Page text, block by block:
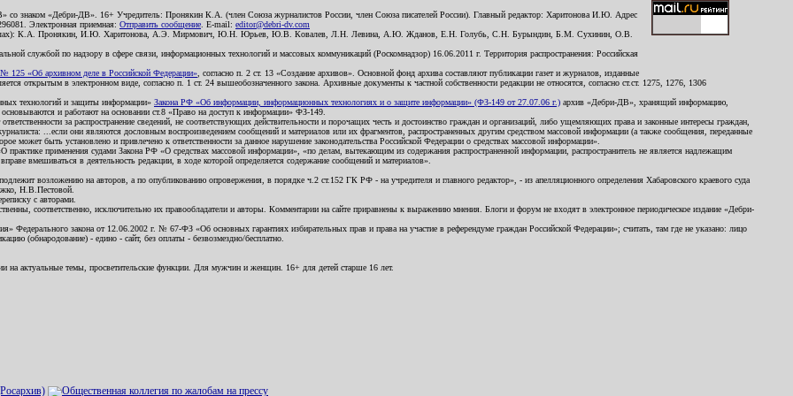
со знаком «Дебри-ДВ». 16+ Учредитель: Пронякин К.А. (член Союза журналистов России, член Союза писателей России). Главный редактор: Харитонова И.Ю. Адрес
Электронная приемная: Отправить сообщение . E-mail: editor@debri-dv.com
началах): К.А. Пронякин, И.Ю. Харитонова, А.Э. Мирмович, Ю.Н. Юрьев, Ю.В. Ковалев, Л.Н. Левина, А.Ю. Жданов, Е.Н. Голубь, С.Н. Бурындин, Б.М. Сухинин, О.В.
службой по надзору в сфере связи, информационных технологий и массовых коммуникаций (Роскомнадзор) 16.06.2011 г. Территория распространения: Российская
125 «Об архивном деле в Российской Федерации» , согласно п. 2 ст. 13 «Создание архивов». Основной фонд архива составляют публикации газет и журналов, изданные
открытым в электронном виде, согласно п. 1 ст. 24 вышеобозначенного закона. Архивные документы к частной собственности редакции не относятся, согласно ст.ст. 1275, 1276, 1306
технологий и защиты информации» Закона РФ «Об информации, информационных технологиях и о защите информации» (ФЗ-149 от 27.07.06 г.) архив «Дебри-ДВ», хранящий информацию,
и работают на основании ст.8 «Право на доступ к информации» ФЗ-149.
за распространение сведений, не соответствующих действительности и порочащих честь и достоинство граждан и организаций, либо ущемляющих права и законные интересы граждан,
...если они являются дословным воспроизведением сообщений и материалов или их фрагментов, распространенных другим средством массовой информации (а также сообщения, переданные
может быть установлено и привлечено к ответственности за данное нарушение законодательства Российской Федерации о средствах массовой информации».
применения судами Закона РФ «О средствах массовой информации», «по делам, вытекающим из содержания распространенной информации, распространитель не является надлежащим
вмешиваться в деятельность редакции, в ходе которой определяется содержание сообщений и материалов».
возложению на авторов, а по опубликованию опровержения, в порядке ч.2 ст.152 ГК РФ - на учредителя и главного редактор», - из апелляционного определения Хабаровского краевого суда
Н.В.Пестовой.
с авторами.
соответственно, исключительно их правообладатели и авторы. Комментарии на сайте приравнены к выражению мнения. Блоги и форум не входят в электронное периодическое издание «Дебри-
Федерального закона от 12.06.2002 г. № 67-ФЗ «Об основных гарантиях избирательных прав и права на участие в референдуме граждан Российской Федерации»; считать, там где не указано: лицо
(обнародование) - едино - сайт, без оплаты - безвозмездно/бесплатно.
на актуальные темы, просветительские функции. Для мужчин и женщин. 16+ для детей старше 16 лет.